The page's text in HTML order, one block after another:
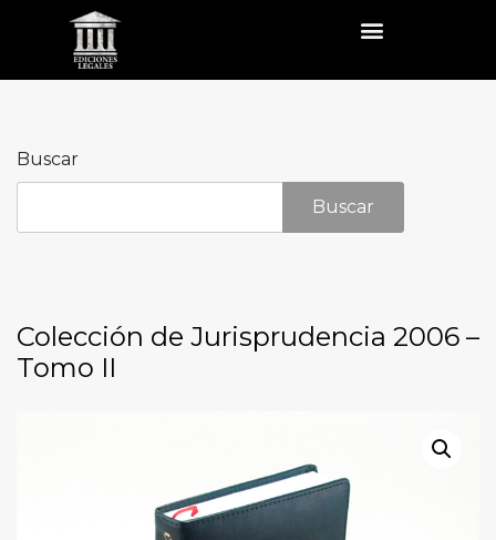
Buscar
Buscar
Colección de Jurisprudencia 2006 –
Tomo II